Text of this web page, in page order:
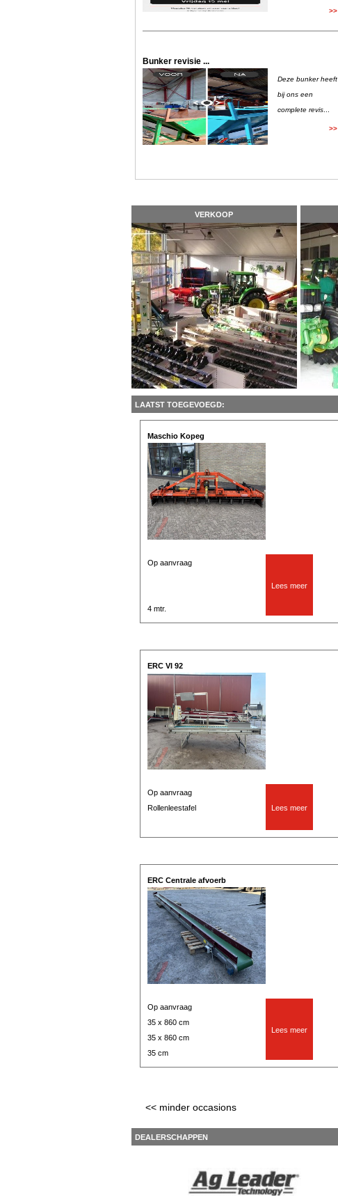
>>
Bunker revisie ...
Deze bunker heeft
bij ons een
complete revis...
>>
VERKOOP
LAATST TOEGEVOEGD:
Maschio Kopeg
Op aanvraag
4 mtr.
Lees meer
ERC VI 92
Op aanvraag
Rollenleestafel
Lees meer
ERC Centrale afvoerb
Op aanvraag
35 x 860 cm
35 x 860 cm
35 cm
Lees meer
<< minder occasions
DEALERSCHAPPEN